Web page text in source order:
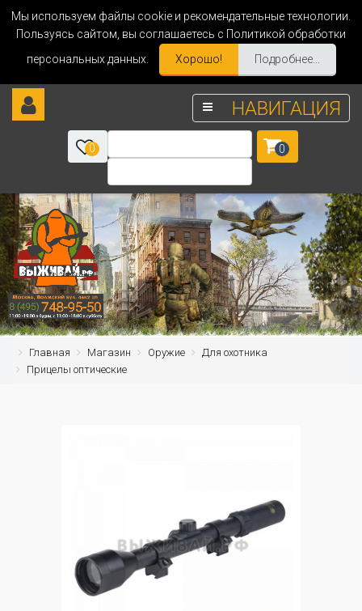
Мы используем файлы cookie и рекомендательные технологии.
Пользуясь сайтом, вы соглашаетесь с Политикой обработки
персональных данных.
Хорошо! Подробнее...
НАВИГАЦИЯ
0 0
Главная Магазин Оружие
Для охотника
Прицелы оптические